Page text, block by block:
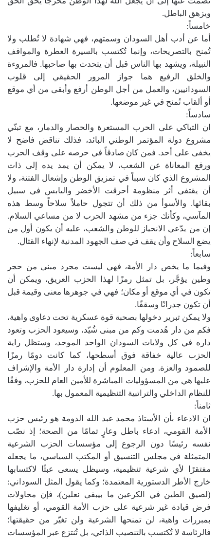
ويزهق الباطل.
خامساً:
أما عن أدب أهل السودان وسمتهم، فهي شهادة لا تُطلب ولا
تُمنح بالتصريحات، وإنما تُكتسب بالسيرة العطرة والمواقف
النبيلة، ويشهد بها الناس قبل أن يتحدث بها صاحبها. فالمروءة
والخلق الرفيع هما جواز المرور الحقيقي إلى قلوب
السودانيين، والعمل من أجل الوطن أرفع وأبقى من أي موقع
أو ألقاب تُمنح في غير موضعها.
سادساً:
ان التباكي على الحرب المستعرة والحصار والدمار، مع تبنّي
مشروع دولة المؤتمر الوطني البائد، فذلك تناقض فاضح لا
يخفى على أحد. فمن كان صادقاً في حرصه على وقف الحرب
ورفع المعاناة عن الشعب، لا يمكن أن يمد يده إلى ذات
المشروع الذي كان سبباً في تمزيق الوطن وإشعال الفتنة، ولا
أن يقتفي أثر منظومة أحرقت الأخضر واليابس في سبيل
بقائها. والأسوأ من ذلك أن تتجول حاملاً سلاحاً وسط هذه
المآسي، وكأنك جزء من مشهد الحرب لا من مساعي السلام.
إن من يدّعي الانحياز للوطن والشعب، عليه أن يكون أول من
يضع السلاح وأن يقف في صف الجهود المدنية لإنهاء القتال.
سابعاً:
وفيما ما يخص دار الأمة، فهي ليست مجرد مبنى من حجر
وطين يؤجَّر، بل تمثل رمزًا لهذا الحزب العريق، ويمكن أن
تكون في أي موقع أو مكان؛ فهي في جوهرها معنى وقيمة قبل
أن تكون جدرانًا وسقفًا.
ولا يمكن تبرير دخولها بصحبة قوة عسكرية تحت دعاوى واهية،
فكم من دار هُدمت وكم من مبنى شُيّد، وسيعود الحزب وتعود
داره في كل ولايات السودان الواحد الموحد، وستظل راية
الحزب عالية خفاقة فوق أسطحها، كما كانت دومًا رمزًا
للصمود والعزة. ومن المعلوم أن إدارة دار الأمة والإشراف
عليها هي من المسؤوليات المباشرة للأمين العام للحزب، وفقًا
للنظام الداخلي والتراتبية التنظيمية المعمول بها.
ثامناً:
ان الادعاء بأن الأستاذ محمد عبد الله الدومة هو رئيس حزب
الأمة القومي، ادعاء باطل وعارٍ تمامًا من الصحة؛ إذ نصّب
نفسه رئيسًا دون الرجوع إلى مؤسسات الحزب الشرعية
المتمثلة في مجلس التنسيق أو المكتب السياسي، ما يجعله
مفتقرًا لأي شرعية تنظيمية، وسيظل يسعى عبثًا لاكتسابها
خارج الأطر الدستورية المعتمدة؛ وكما يقول المثل السوداني:
(لصيق الطين في الكرعين ما بيبقى نعلين)، فإن محاولات
فرض قيادة غير شرعية على حزب الأمة القومي، أو تغليفها
بمبررات واهية، لن تمنحها الشرعية ولن تغيّر من حقيقتها؛
فالرئاسة لا تُكتسب بالتنصيب الذاتي، بل تُنتزع عبر المؤسسات